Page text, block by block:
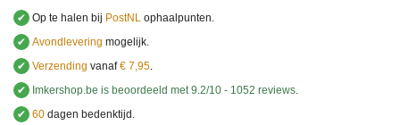
✔ Op te halen bij PostNL ophaalpunten.
✔ Avondlevering mogelijk.
✔ Verzending vanaf€ 7,95
✔
Imkershop.be is beoordeeld met 9.2/10 - 1052 reviews
✔ 60 dagen bedenktijd.